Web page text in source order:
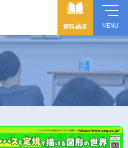
MENU
資料請求